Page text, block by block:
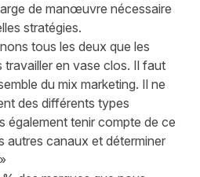
de manœuvre nécessaire
stratégies.
tous les deux que les
travailler en vase clos. Il faut
du mix marketing. Il ne
des différents types
également tenir compte de ce
autres canaux et déterminer